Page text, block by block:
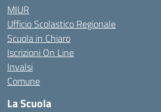
MIUR
Ufficio Scolastico Regionale
Scuola in Chiaro
Iscrizioni On Line
Invalsi
Comune
La Scuola